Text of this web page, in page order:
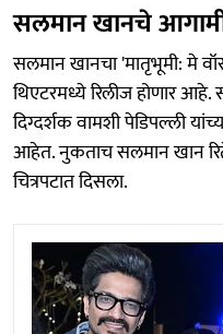
सलमान खानचे
सलमान खानचा 'मातृभूमी: मे
थिएटरमध्ये रिलीज होणार
दिग्दर्शक वामशी पेडिपल्ली
आहेत. नुकताच सलमान खान
चित्रपटात दिसला.